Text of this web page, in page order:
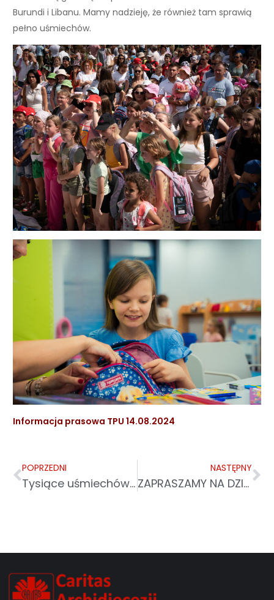
Burundi i Libanu. Mamy nadzieję, że również tam sprawią
pełno uśmiechów.
Informacja prasowa TPU 14.08.2024
POPRZEDNI
Tysiące uśmiechów na nowy rok szkolny!
NASTĘPNY
ZAPRASZAMY NA DZIĘKCZYNIENIE ZA DAR BEATYFIKACJI RODZINY ULMÓW